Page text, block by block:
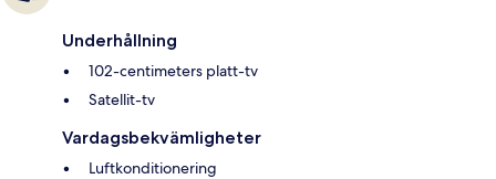
Underhållning
102-centimeters platt-tv
Satellit-tv
Vardagsbekvämligheter
Luftkonditionering